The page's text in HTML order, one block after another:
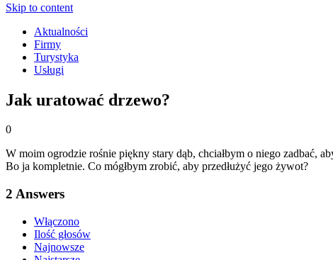
Skip to content
Aktualności
Firmy
Turystyka
Usługi
Jak uratować drzewo?
0
W moim ogrodzie rośnie piękny stary dąb, chciałbym o niego zadbać,
Bo ja kompletnie. Co mógłbym zrobić, aby przedłużyć jego żywot?
2 Answers
Włączono
Ilość głosów
Najnowsze